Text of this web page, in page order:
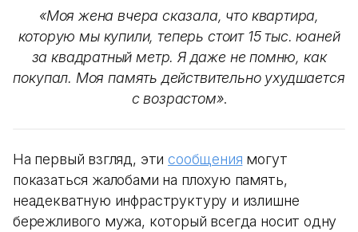
«Моя жена вчера сказала, что квартира,
которую мы купили, теперь стоит 15 тыс. юаней
за квадратный метр. Я даже не помню, как
покупал. Моя память действительно ухудшается
с возрастом».
На первый взгляд, этисообщения могут
показаться жалобами на плохую память,
неадекватную инфраструктуру и излишне
бережливого мужа, который всегда носит одну